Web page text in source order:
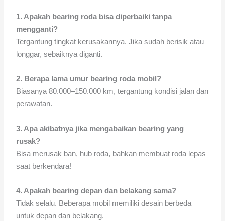
1. Apakah bearing roda bisa diperbaiki tanpa
mengganti?
Tergantung tingkat kerusakannya. Jika sudah berisik atau
longgar, sebaiknya diganti.
2. Berapa lama umur bearing roda mobil?
Biasanya 80.000–150.000 km, tergantung kondisi jalan dan
perawatan.
3. Apa akibatnya jika mengabaikan bearing yang
rusak?
Bisa merusak ban, hub roda, bahkan membuat roda lepas
saat berkendara!
4. Apakah bearing depan dan belakang sama?
Tidak selalu. Beberapa mobil memiliki desain berbeda
untuk depan dan belakang.